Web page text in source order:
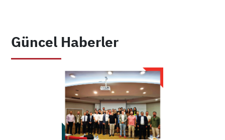
Güncel Haberler